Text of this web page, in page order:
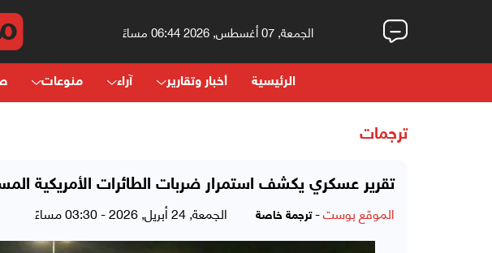
الجمعة, 07 أغسطس, 2026 06:44 مساءً
الرئيسية أخبار وتقارير آراء منوعات
ترجمات
تقرير عسكري يكشف استمرار ضربات الطائرات الأمريكية
الموقع بوست-ترجمة خاصة الجمعة, 24 أبريل, 2026 - 03:30 مساءً